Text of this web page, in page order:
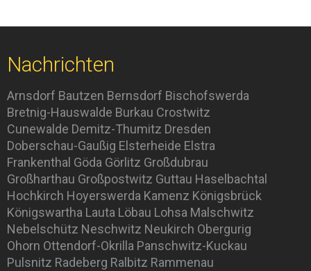
Nachrichten
Arnsdorf Bautzen Bernsdorf Bischofswerda
Bretnig-Hauswalde Burkau Crostwitz
Cunewalde Demitz-Thumitz Dresden
Doberschau-Gaußig Elsterheide Elstra
Frankenthal Göda Görlitz Großdubrau
Großharthau Großpostwitz Guttau Haselbachtal
Hochkirch Hoyerswerda Kamenz Königsbrück
Königswartha Lauta Löbau Lohsa Malschwitz
Nebelschütz Neschwitz Neukirch Obergurig
Ohorn Ottendorf-Okrilla Panschwitz-Kuckau
Pulsnitz Radeberg Ralbitz Rammenau